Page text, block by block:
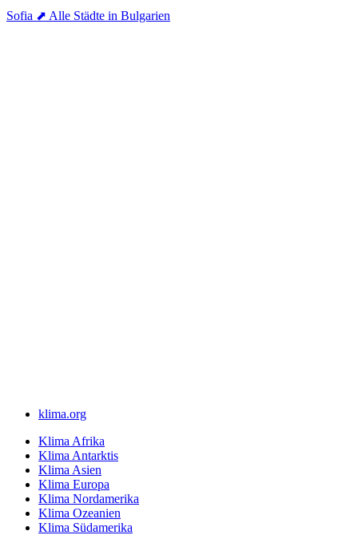
Sofia ⬈ Alle Städte in Bulgarien
klima.org
Klima Afrika
Klima Antarktis
Klima Asien
Klima Europa
Klima Nordamerika
Klima Ozeanien
Klima Südamerika